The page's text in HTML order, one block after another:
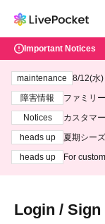
Important Notices
maintenance
8/12(水
障害情報
ファミリ
Notices
カスタマ
heads up
夏期シー
heads up
For
Login / Sign